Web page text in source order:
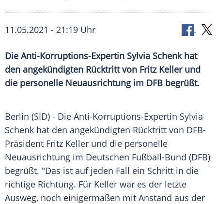
11.05.2021 - 21:19 Uhr
Die Anti-Korruptions-Expertin Sylvia Schenkhat
den angekündigten Rücktrittvon Fritz Kellerund
die personelle Neuausrichtung im DFB begrüßt.
Berlin (SID) - Die Anti-Korruptions-Expertin Sylvia
Schenk hat den angekündigten Rücktritt von DFB-
Präsident Fritz Keller und die personelle
Neuausrichtung im Deutschen Fußball-Bund (DFB)
begrüßt. "Das ist auf jeden Fall ein Schritt in die
richtige Richtung. Für Keller war es der letzte
Ausweg, noch einigermaßen mit Anstand aus der